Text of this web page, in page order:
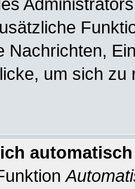
Nachrichten,
um sich